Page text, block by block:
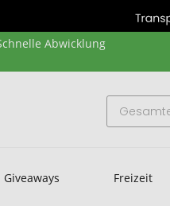
Abwicklung
Giveaways Freizeit